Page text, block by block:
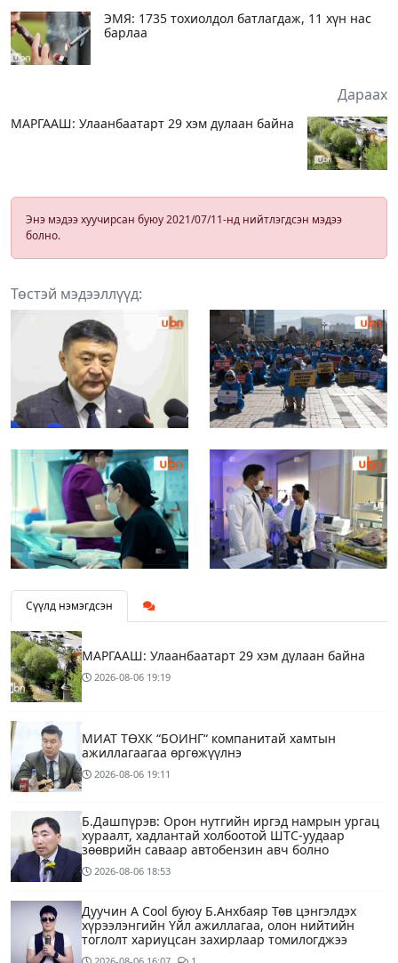
ЭМЯ: 1735 тохиолдол батлагдаж, 11 хүн нас
барлаа
Дараах
МАРГААШ: Улаанбаатарт 29 хэм дулаан байна
Энэ мэдээ хуучирсан буюу 2021/07/11-нд нийтлэгдсэн мэдээ
болно.
Төстэй мэдээллүүд:
Сүүлд нэмэгдсэн
МАРГААШ: Улаанбаатарт 29 хэм дулаан байна
2026-08-06 19:19
МИАТ ТӨХК “БОИНГ“ компанитай хамтын
ажиллагаагаа өргөжүүлнэ
2026-08-06 19:11
Б.Дашпүрэв: Орон нутгийн иргэд намрын ургац
хураалт, хадлантай холбоотой ШТС-уудаар
зөөврийн саваар автобензин авч болно
2026-08-06 18:53
Дуучин A Cool буюу Б.Анхбаяр Төв цэнгэлдэх
хүрээлэнгийн Үйл ажиллагаа, олон нийтийн
тоглолт хариуцсан захирлаар томилогджээ